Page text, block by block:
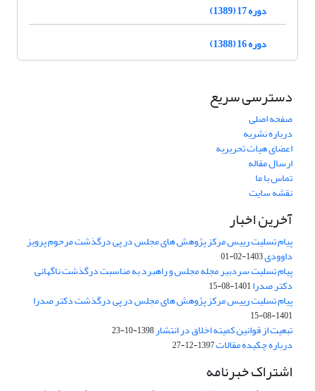
دوره 17 (1389)
دوره 16 (1388)
دسترسی سریع
صفحه اصلی
درباره نشریه
اعضای هیات تحریریه
ارسال مقاله
تماس با ما
نقشه سایت
آخرین اخبار
پیام تسلیت رییس مرکز پژوهش های مجلس در پی درگذشت مرحوم پرویز
داوودی1403-02-01
پیام تسلیت سردبیر مجله مجلس و راهبرد به مناسبت درگذشت ناگهانی
دکتر صدرا1401-08-15
پیام تسلیت رییس مرکز پژوهش های مجلس در پی درگذشت دکتر صدرا
1401-08-15
تبعیت از قوانین کمیته اخلاق در انتشار1398-10-23
درباره چکیده مقالات1397-12-27
اشتراک خبرنامه